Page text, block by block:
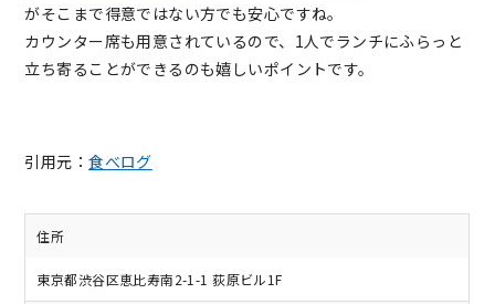
がそこまで得意ではない方でも安心ですね。
カウンター席も用意されているので、1人でランチにふらっと
立ち寄ることができるのも嬉しいポイントです。
引用元：食べログ
住所
東京都渋谷区恵比寿南2-1-1 荻原ビル1F